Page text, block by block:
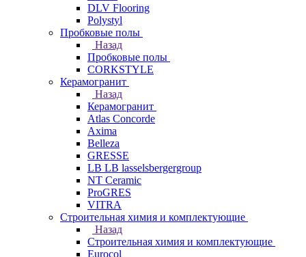
DLV Flooring
Polystyl
Пробковые полы
Назад
Пробковые полы
CORKSTYLE
Керамогранит
Назад
Керамогранит
Atlas Concorde
Axima
Belleza
GRESSE
LB LB lasselsbergergroup
NT Ceramic
ProGRES
VITRA
Строительная химия и комплектующие
Назад
Строительная химия и комплектующие
Eurocol